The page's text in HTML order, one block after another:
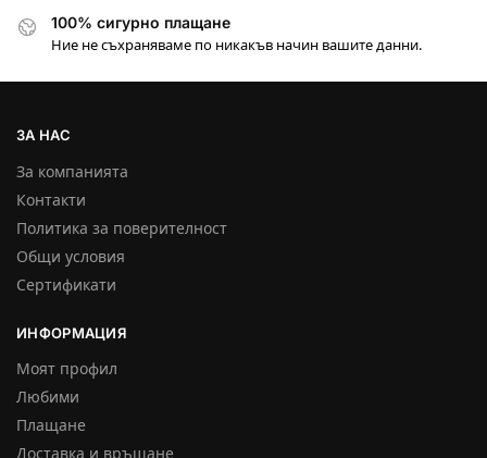
100% сигурно плащане
Ние не съхраняваме по никакъв начин вашите данни.
ЗА НАС
За компанията
Контакти
Политика за поверителност
Общи условия
Сертификати
ИНФОРМАЦИЯ
Моят профил
Любими
Плащане
Доставка и връщане